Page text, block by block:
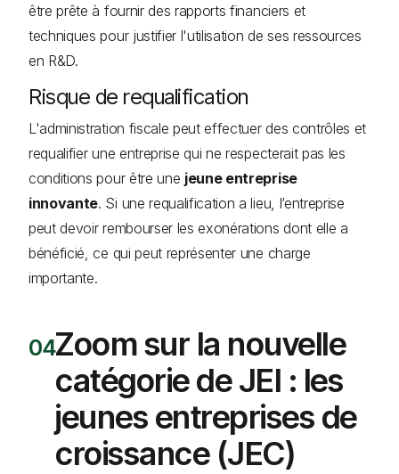
être prête à fournir des rapports financiers et
techniques pour justifier l'utilisation de ses ressources
en R&D.
Risque de requalification
L'administration fiscale peut effectuer des contrôles et
requalifier une entreprise qui ne respecterait pas les
conditions pour être une jeune entreprise
innovante. Si une requalification a lieu, l’entreprise
peut devoir rembourser les exonérations dont elle a
bénéficié, ce qui peut représenter une charge
importante.
Zoom sur la nouvelle
catégorie de JEI : les
jeunes entreprises de
croissance (JEC)